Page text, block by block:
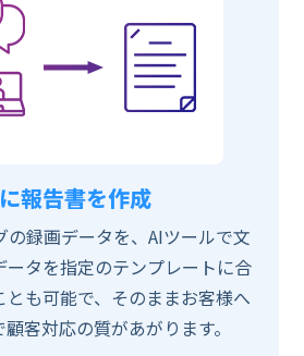
報告書を作成
の録画データを、AIツールで文
タを指定のテンプレートに合
も可能で、そのままお客様へ
客対応の質があがります。